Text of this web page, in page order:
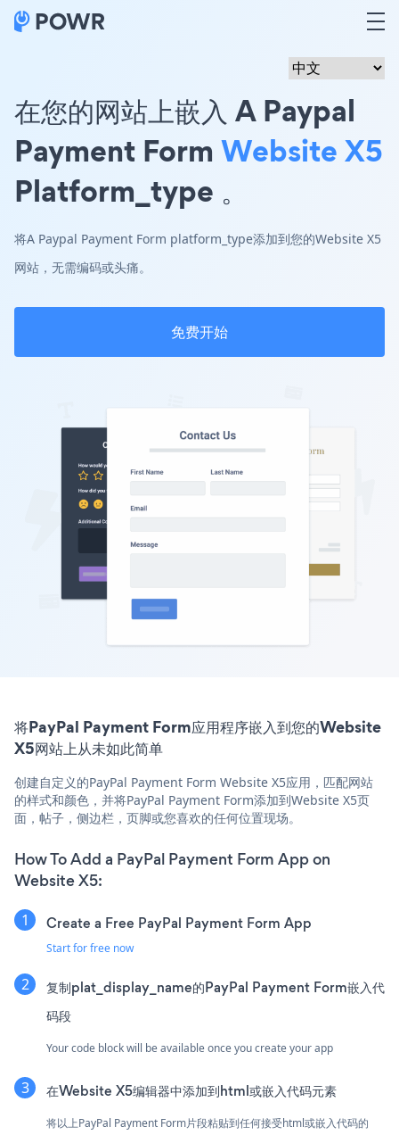
在您的网站上嵌入 A Paypal
Payment Form Website X5
Platform_type 。
将A Paypal Payment Form platform_type添加到您的Website X5
网站，无需编码或头痛。
免费开始
将PayPal Payment Form应用程序嵌入到您的Website
X5网站上从未如此简单
创建自定义的PayPal Payment Form Website X5应用，匹配网站
的样式和颜色，并将PayPal Payment Form添加到Website X5页
面，帖子，侧边栏，页脚或您喜欢的任何位置现场。
How To Add a PayPal Payment Form App on
Website X5:
Create a Free PayPal Payment Form App
Start for free now
复制plat_display_name的PayPal Payment Form嵌入代
码段
Your code block will be available once you create your app
在Website X5编辑器中添加到html或嵌入代码元素
将以上PayPal Payment Form片段粘贴到任何接受html或嵌入代码的